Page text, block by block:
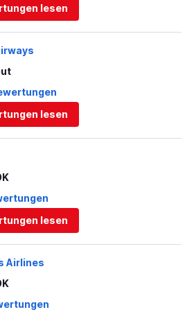
lesen
lesen
lesen
Airlines